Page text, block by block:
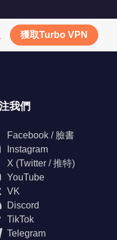
獲取Turbo VPN
我們
Facebook / 臉書
Instagram
X (Twitter / 推特)
YouTube
VK
Discord
TikTok
Telegram